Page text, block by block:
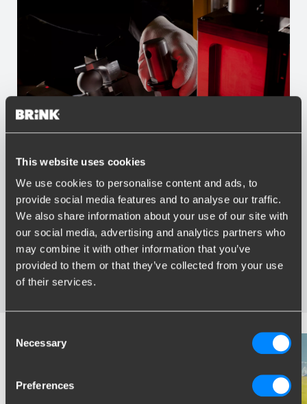
This website uses cookies
We use cookies to personalise content and ads, to
provide social media features and to analyse our traffic.
We also share information about your use of our site with
our social media, advertising and analytics partners who
may combine it with other information that you’ve
provided to them or that they’ve collected from your use
of their services.
Selection
Necessary
Preferences
Vorteile von Brink
Größter Sortiment Anhängerkupplungen
Speziell entwickelt und getestet für Ihr Auto
Sichere und zertifizierte Anhängerkupplungen
Montage in Ihrer Nähe
Verschiedene Anhängerkupplungen verfügbar für Sie:
starre, abnehmbare und schwenkbare